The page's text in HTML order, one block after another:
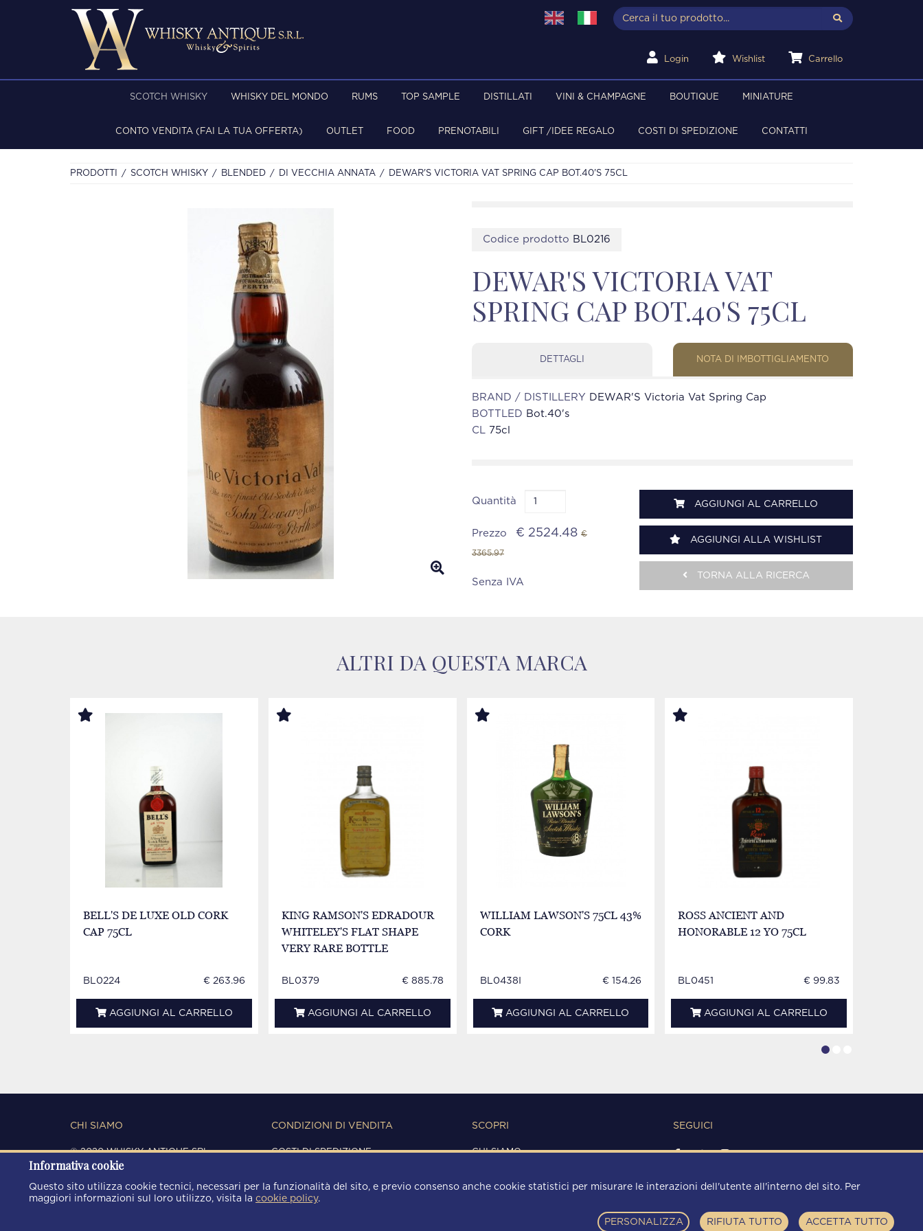
Login Wishlist Carrello
SCOTCH WHISKY WHISKY DEL MONDO RUMS TOP SAMPLE DISTILLATI VINI & CHAMPAGNE BOUTIQUE MINIATURE
CONTO VENDITA (FAI LA TUA OFFERTA) OUTLET FOOD PRENOTABILI GIFT /IDEE REGALO COSTI DI SPEDIZIONE CONTATTI
PRODOTTI SCOTCH WHISKY BLENDED DI VECCHIA ANNATA DEWAR'S VICTORIA VAT SPRING CAP BOT.40'S 75CL
Codice prodotto BL0216
DEWAR'S VICTORIA VAT
SPRING CAP BOT.40'S 75CL
DETTAGLI NOTA DI IMBOTTIGLIAMENTO
BRAND / DISTILLERY DEWAR'S Victoria Vat Spring Cap
BOTTLED Bot.40's
CL 75cl
Quantità
Prezzo € 2524.48 €
3365.97
Senza IVA
AGGIUNGI AL CARRELLO
AGGIUNGI ALLA WISHLIST
TORNA ALLA RICERCA
ALTRI DA QUESTA MARCA
BELL'S DE LUXE OLD CORK
CAP 75CL
BL0224 € 263.96
AGGIUNGI AL CARRELLO
KING RAMSON'S EDRADOUR
WHITELEY'S FLAT SHAPE
VERY RARE BOTTLE
BL0379 € 885.78
AGGIUNGI AL CARRELLO
WILLIAM LAWSON'S 75CL 43%
CORK
BL0438I € 154.26
AGGIUNGI AL CARRELLO
ROSS ANCIENT AND
HONORABLE 12 YO 75CL
BL0451 € 99.83
AGGIUNGI AL CARRELLO
CHI SIAMO
© 2020 WHISKY ANTIQUE SRL
C.F. / P.IVA 03266720360
REGISTRO IMPRESE DI MODENA
REA: MO 372785
CONDIZIONI DI VENDITA
COSTI DI SPEDIZIONE
PRIVACY
COOKIE POLICY
SCOPRI
CHI SIAMO
SEGUICI
METODI DI PAGAMENTO
Informativa cookie
Questo sito utilizza cookie tecnici, necessari per la funzionalità del sito, e previo consenso anche cookie statistici per misurare le interazioni dell'utente all'interno del sito. Per
maggiori informazioni sul loro utilizzo, visita la cookie policy.
PERSONALIZZA RIFIUTA TUTTO ACCETTA TUTTO